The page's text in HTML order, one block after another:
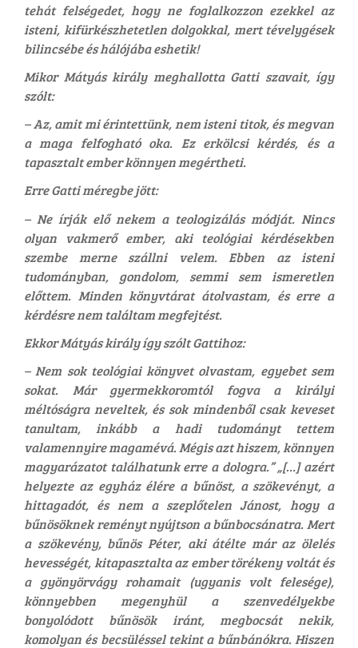
tehát felségedet, hogy ne foglalkozzon ezekkel az
isteni, kifürkészhetetlen dolgokkal, mert tévelygések
bilincsébe és hálójába eshetik!
Mikor Mátyás király meghallotta Gatti szavait, így
szólt:
– Az, amit mi érintettünk, nem isteni titok, és megvan
a maga felfogható oka. Ez erkölcsi kérdés, és a
tapasztalt ember könnyen megértheti.
Erre Gatti méregbe jött:
– Ne írják elő nekem a teologizálás módját. Nincs
olyan vakmerő ember, aki teológiai kérdésekben
szembe merne szállni velem. Ebben az isteni
tudományban, gondolom, semmi sem ismeretlen
előttem. Minden könyvtárat átolvastam, és erre a
kérdésre nem találtam megfejtést.
Ekkor Mátyás király így szólt Gattihoz:
– Nem sok teológiai könyvet olvastam, egyebet sem
sokat. Már gyermekkoromtól fogva a királyi
méltóságra neveltek, és sok mindenből csak keveset
tanultam, inkább a hadi tudományt tettem
valamennyire magamévá. Mégis azt hiszem, könnyen
magyarázatot találhatunk erre a dologra.” „[…] azért
helyezte az egyház élére a bűnöst, a szökevényt, a
hittagadót, és nem a szeplőtelen Jánost, hogy a
bűnösöknek reményt nyújtson a bűnbocsánatra. Mert
a szökevény, bűnös Péter, aki átélte már az ölelés
hevességét, kitapasztalta az ember törékeny voltát és
a gyönyörvágy rohamait (ugyanis volt felesége),
könnyebben megenyhül a szenvedélyekbe
bonyolódott bűnösök iránt, megbocsát nekik,
komolyan és becsüléssel tekint a bűnbánókra. Hiszen